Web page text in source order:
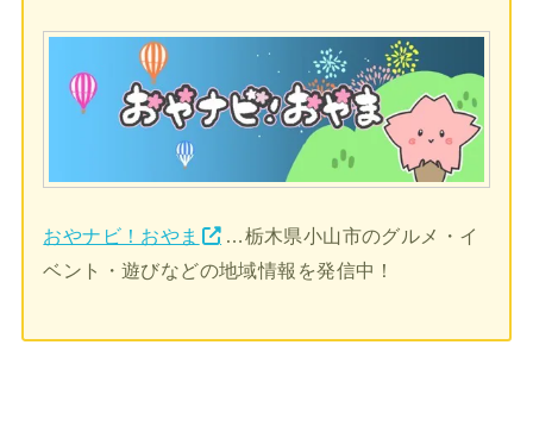
おやナビ！おやま
…栃木県小山市のグルメ・イ
ベント・遊びなどの地域情報を発信中！